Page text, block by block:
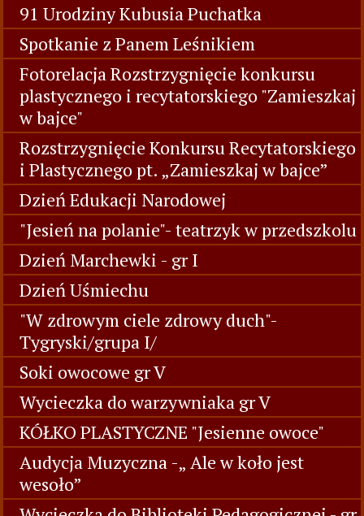
Gimnastyka Tygrysków w Hali Sportowej w
Turku-grupa I
W zdrowym ciele zdrowy duch gr V
Julian Tuwim "Rzepka" gr V "Króliczki"
91 Urodziny Kubusia Puchatka
Spotkanie z Panem Leśnikiem
Fotorelacja Rozstrzygnięcie konkursu
plastycznego i recytatorskiego "Zamieszkaj
w bajce"
Rozstrzygnięcie Konkursu Recytatorskiego
i Plastycznego pt. „Zamieszkaj w bajce”
Dzień Edukacji Narodowej
"Jesień na polanie"- teatrzyk w przedszkolu
Dzień Marchewki - gr I
Dzień Uśmiechu
"W zdrowym ciele zdrowy duch"-
Tygryski/grupa I/
Soki owocowe gr V